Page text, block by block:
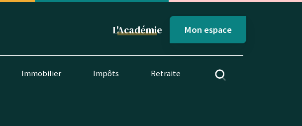
L'Académie Mon espace
Immobilier Impôts Retraite